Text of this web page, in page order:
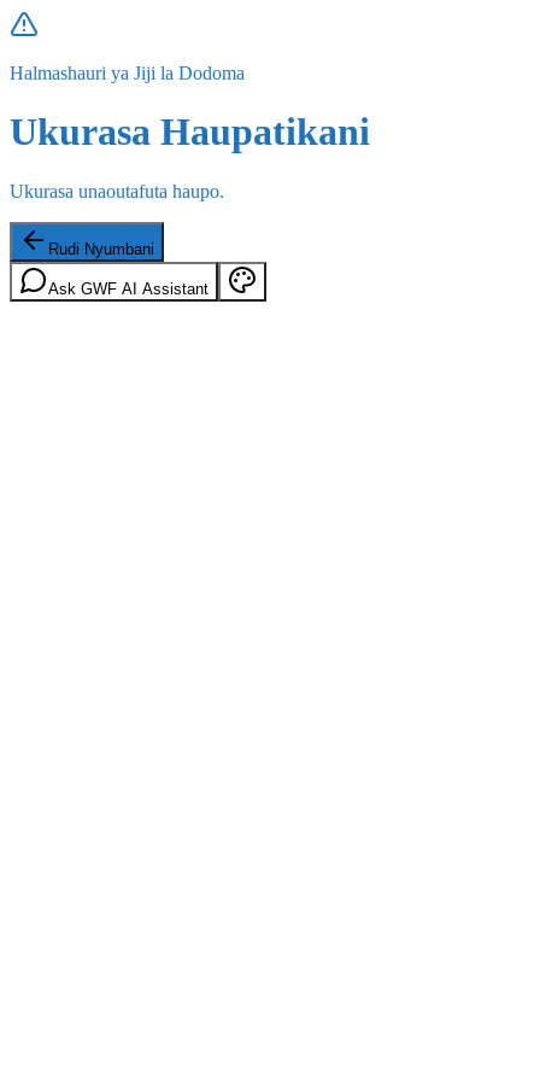
Halmashauri ya Jiji la Dodoma
Ukurasa Haupatikani
Ukurasa unaoutafuta haupo.
Rudi Nyumbani
Ask GWF AI Assistant